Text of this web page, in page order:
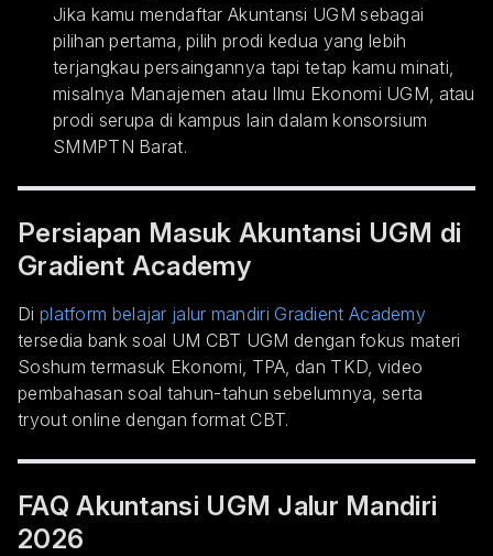
Jika kamu mendaftar Akuntansi UGM sebagai
pilihan pertama, pilih prodi kedua yang lebih
terjangkau persaingannya tapi tetap kamu minati,
misalnya Manajemen atau Ilmu Ekonomi UGM, atau
prodi serupa di kampus lain dalam konsorsium
SMMPTN Barat.
Persiapan Masuk Akuntansi UGM di
Gradient Academy
Di platform belajar jalur mandiri Gradient Academy
tersedia bank soal UM CBT UGM dengan fokus materi
Soshum termasuk Ekonomi, TPA, dan TKD, video
pembahasan soal tahun-tahun sebelumnya, serta
tryout online dengan format CBT.
FAQ Akuntansi UGM Jalur Mandiri
2026